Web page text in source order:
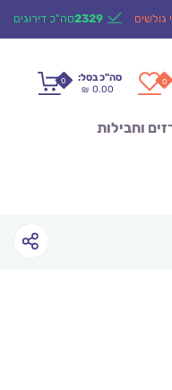
גולשים 2329סה"כ דירוגים
0
0 סה"כ בסל:
₪ 0.00
וחבילות